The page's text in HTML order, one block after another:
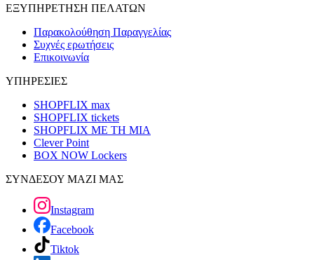
ΕΞΥΠΗΡΕΤΗΣΗ ΠΕΛΑΤΩΝ
Παρακολούθηση Παραγγελίας
Συχνές ερωτήσεις
Επικοινωνία
ΥΠΗΡΕΣΙΕΣ
SHOPFLIX max
SHOPFLIX tickets
SHOPFLIX ΜΕ ΤΗ ΜΙΑ
Clever Point
BOX NOW Lockers
ΣΥΝΔΕΣΟΥ ΜΑΖΙ ΜΑΣ
Instagram
Facebook
Tiktok